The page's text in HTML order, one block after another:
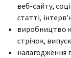
веб-сайту,
статті,
виробництво
стрічок,
налагодження